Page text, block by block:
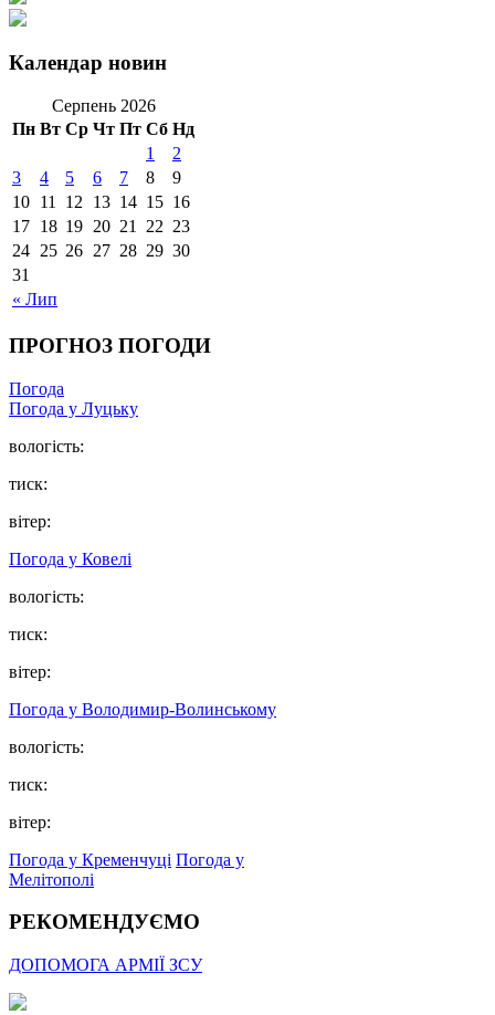
Календар новин
Серпень 2026
Пн Вт Ср Чт Пт Сб Нд
« Лип
1
2
3
4 5 6 7 8
9
10 11 12 13 14 15 16
17 18 19 20 21 22 23
24 25 26 27 28 29 30
31
ПРОГНОЗ ПОГОДИ
Погода
Погода у Луцьку
вологість:
тиск:
вітер:
Погода у Ковелі
вологість:
тиск:
вітер:
Погода у Володимир-Волинському
вологість:
тиск:
вітер:
Погода у Кременчуці Погода у
Мелітополі
РЕКОМЕНДУЄМО
ДОПОМОГА АРМІЇ ЗСУ